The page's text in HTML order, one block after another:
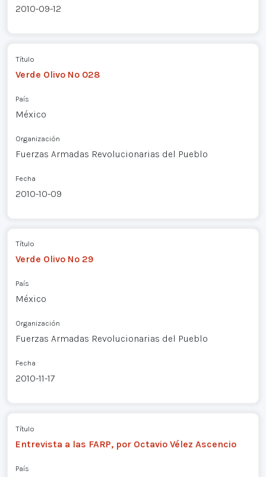
2010-09-12
Título
Verde Olivo Nº 028
País
México
Organización
Fuerzas Armadas Revolucionarias del Pueblo
Fecha
2010-10-09
Título
Verde Olivo Nº 29
País
México
Organización
Fuerzas Armadas Revolucionarias del Pueblo
Fecha
2010-11-17
Título
Entrevista a las FARP, por Octavio Vélez Ascencio
País